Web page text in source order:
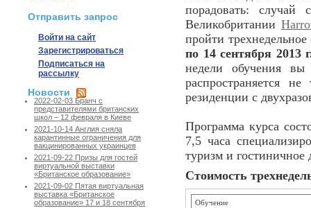
Отправить запрос
Войти на сайт
Зарегистрироваться
Подписаться на
рассылку
Новости
2022-02-03 Бранч с
представителями британских
школ – 12 февраля в Киеве
2021-10-14 Англия сняла
карантинные ограничения для
вакцинированных украинцев
2021-09-22 Призы для гостей
виртуальной выставки
«Британское образование»
2021-09-02 Пятая виртуальная
выставка «Британское
образование» 17 и 18 сентября
порадовать:
Великобритании
пройти
по 14 сентября 2013
недели обучения
распространяется
резиденции с
Программа курса
7,5 часа
туризм и гостиничное
Стоимость
Обучение